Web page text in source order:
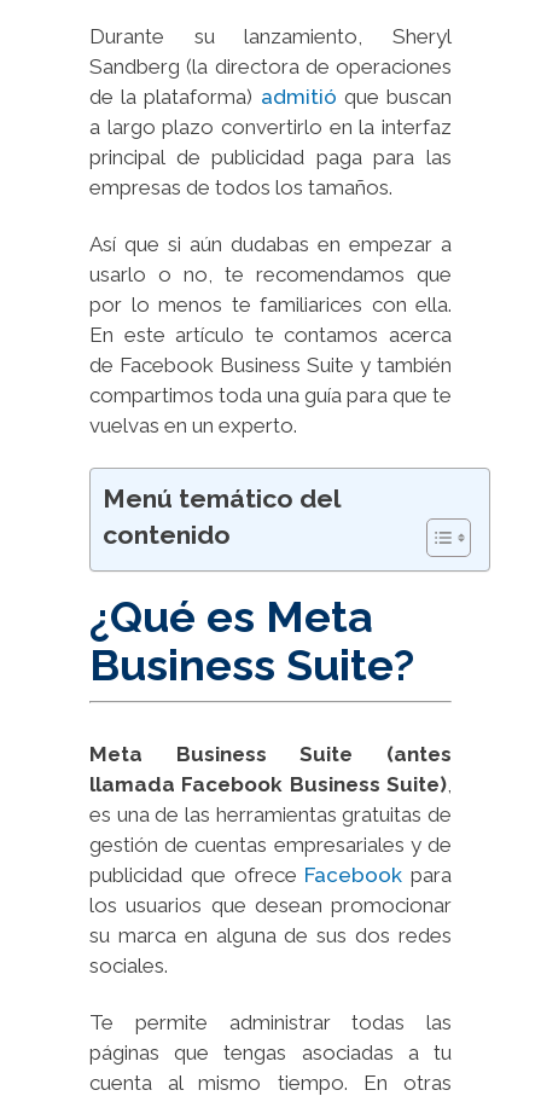
Durante su lanzamiento, Sheryl
Sandberg (la directora de operaciones
de la plataforma) admitió que buscan
a largo plazo convertirlo en la interfaz
principal de publicidad paga para las
empresas de todos los tamaños.
Así que si aún dudabas en empezar a
usarlo o no, te recomendamos que
por lo menos te familiarices con ella.
En este artículo te contamos acerca
de Facebook Business Suite y también
compartimos toda una guía para que te
vuelvas en un experto.
Menú temático del
contenido
¿Qué es Meta
Business Suite?
Meta Business Suite (antes
llamada Facebook Business Suite)
es una de las herramientas gratuitas de
gestión de cuentas empresariales y de
publicidad que ofrece Facebook para
los usuarios que desean promocionar
su marca en alguna de sus dos redes
sociales.
Te permite administrar todas las
páginas que tengas asociadas a tu
cuenta al mismo tiempo. En otras